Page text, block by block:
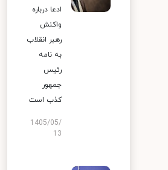
ادعا درباره
واکنش
رهبر انقلاب
به نامه
رئیس
جمهور
کذب است
1405/05/
13